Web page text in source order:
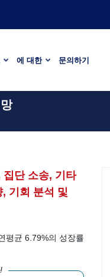
에 대한 문의하기
집단 소송, 기타
기회 분석 및
평균 6.79%의 성장률